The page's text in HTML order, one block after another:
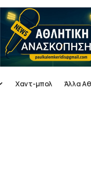
Χαντ-μπολ Άλλα